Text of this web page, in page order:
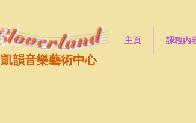
凱韻音樂藝術中心
主頁 課程內